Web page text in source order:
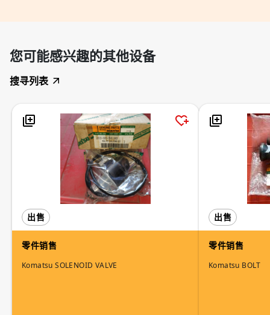
您可能感兴趣的其他设备
搜寻列表
出售
零件销售
Komatsu SOLENOID VALVE
出售
零件销售
Komatsu BOLT